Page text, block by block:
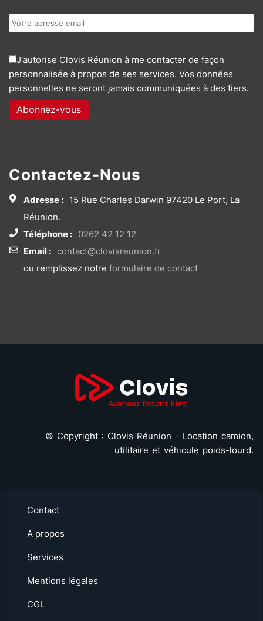
J'autorise Clovis Réunion à me contacter de façon
personnalisée à propos de ses services. Vos données
personnelles ne seront jamais communiquées à des tiers.
Contactez-Nous
Adresse : 15 Rue Charles Darwin 97420 Le Port, La
Réunion.
Téléphone : 0262 42 12 12
Email : contact@clovisreunion.fr
ou remplissez notre formulaire de contact
© Copyright : Clovis Réunion - Location camion,
utilitaire et véhicule poids-lourd.
Contact
A propos
Services
Mentions légales
CGL